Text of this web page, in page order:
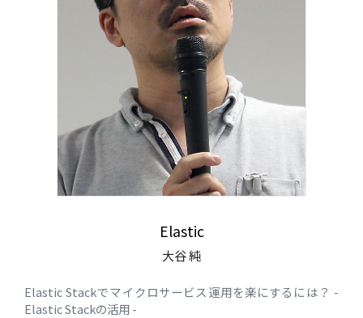
Elastic
大谷 純
Elastic Stackでマイクロサービス運用を楽にするには？ -
Elastic Stackの活用 -